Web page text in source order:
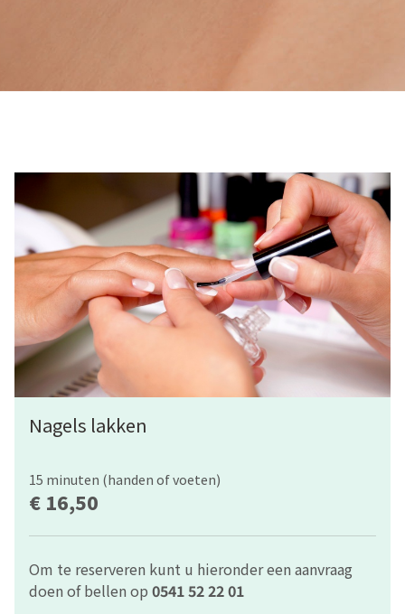
Nagels lakken
15 minuten (handen of voeten)
€ 16,50
Om te reserveren kunt u hieronder een aanvraag
doen of bellen op 0541 52 22 01